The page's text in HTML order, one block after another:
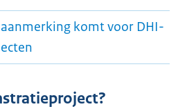
komt voor DHI-